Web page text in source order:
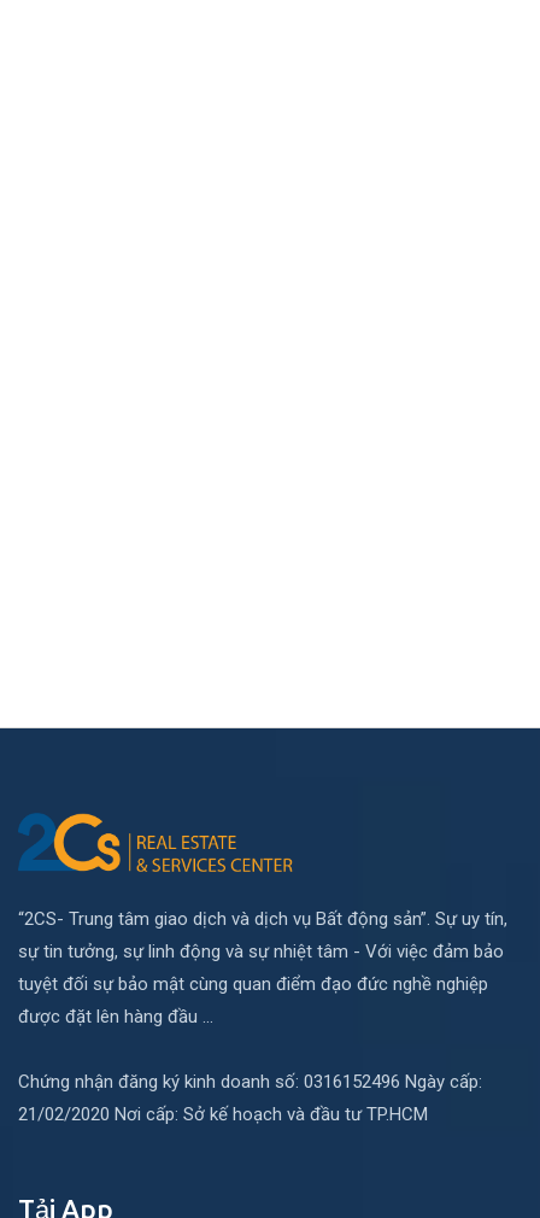
“2CS- Trung tâm giao dịch và dịch vụ Bất động sản”. Sự uy tín,
sự tin tưởng, sự linh động và sự nhiệt tâm - Với việc đảm bảo
tuyệt đối sự bảo mật cùng quan điểm đạo đức nghề nghiệp
được đặt lên hàng đầu ...
Chứng nhận đăng ký kinh doanh số: 0316152496 Ngày cấp:
21/02/2020 Nơi cấp: Sở kế hoạch và đầu tư TP.HCM
Tải App